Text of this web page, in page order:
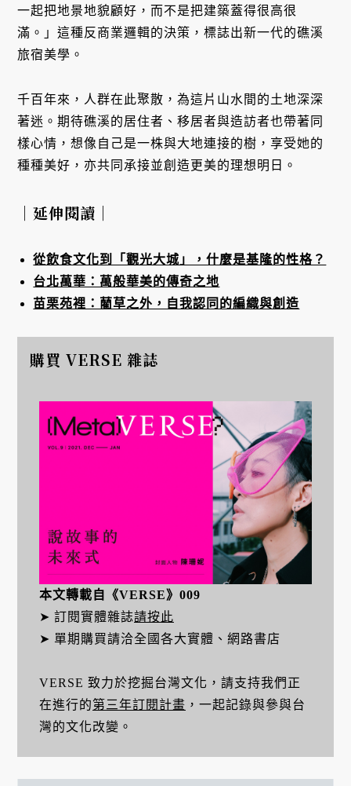
一起把地景地貌顧好，而不是把建築蓋得很高很
滿。」這種反商業邏輯的決策，標誌出新一代的礁溪
旅宿美學。
千百年來，人群在此聚散，為這片山水間的土地深深
著迷。期待礁溪的居住者、移居者與造訪者也帶著同
樣心情，想像自己是一株與大地連接的樹，享受她的
種種美好，亦共同承接並創造更美的理想明日。
｜延伸閱讀｜
從飲食文化到「觀光大城」，什麼是基隆的性格？
台北萬華：萬般華美的傳奇之地
苗栗苑裡：藺草之外，自我認同的編織與創造
購買 VERSE 雜誌
本文轉載自《VERSE》009
➤ 訂閱實體雜誌請按此
➤ 單期購買請洽全國各大實體、網路書店
VERSE 致力於挖掘台灣文化，請支持我們正
在進行的第三年訂閱計畫 ，一起記錄與參與台
灣的文化改變。